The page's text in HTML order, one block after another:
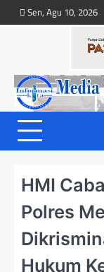
to
Sen, Agu 10, 2026
HMI
Polres
Hukum